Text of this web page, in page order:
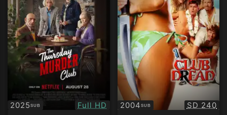
2025SUB
Субтитри Качество:
Full HD 2004SUB
Субтитри SD 240